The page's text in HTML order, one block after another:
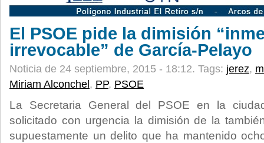
El PSOE pide la dimisión
irrevocable” de García-Pelayo
Noticia de 24 septiembre, 2015 - 18:12. Tags: jerez,
Miriam Alconchel , PP, PSOE
La Secretaria General del PSOE en la
solicitado con urgencia la dimisión de la
supuestamente un delito que ha mantenido